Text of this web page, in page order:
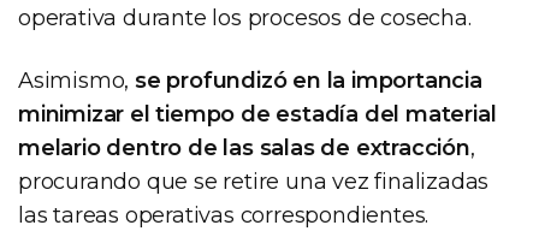
operativa durante los procesos de cosecha.
Asimismo, se profundizó en la importancia
minimizar el tiempo de estadía del material
melario dentro de las salas de extracción,
procurando que se retire una vez finalizadas
las tareas operativas correspondientes.